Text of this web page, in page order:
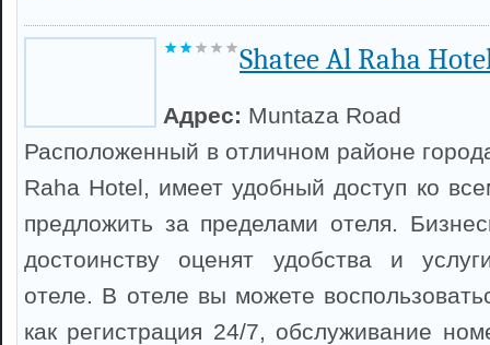
Shatee Al Raha
Адрес: Muntaza Road
Расположенный в отличном районе
Raha Hotel, имеет удобный доступ ко
предложить за пределами отеля.
достоинству оценят удобства и
отеле. В отеле вы можете
как регистрация 24/7, обслуживание